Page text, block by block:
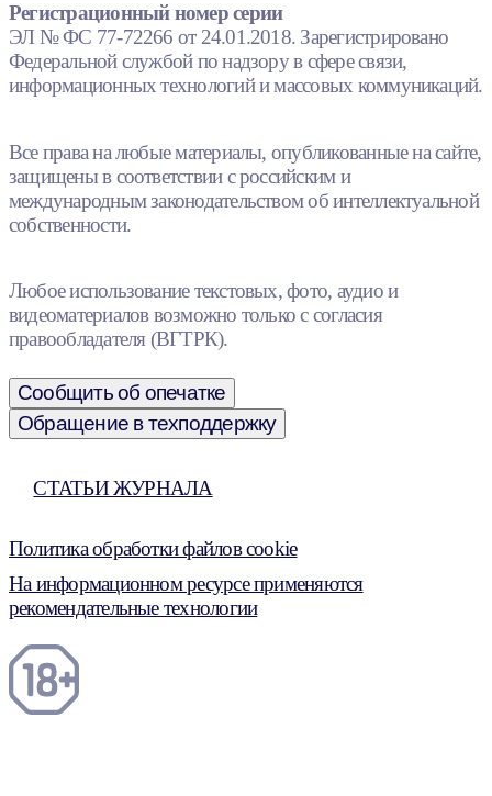
Регистрационный номер серии
ЭЛ № ФС 77-72266 от 24.01.2018. Зарегистрировано
Федеральной службой по надзору в сфере связи,
информационных технологий и массовых коммуникаций.
Все права на любые материалы, опубликованные на сайте,
защищены в соответствии с российским и
международным законодательством об интеллектуальной
собственности.
Любое использование текстовых, фото, аудио и
видеоматериалов возможно только с согласия
правообладателя (ВГТРК).
Сообщить об опечатке
Обращение в техподдержку
СТАТЬИ ЖУРНАЛА
Политика обработки файлов cookie
На информационном ресурсе применяются
рекомендательные технологии